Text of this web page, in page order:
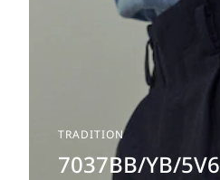
TRADITION
7037BB/YB/5V6